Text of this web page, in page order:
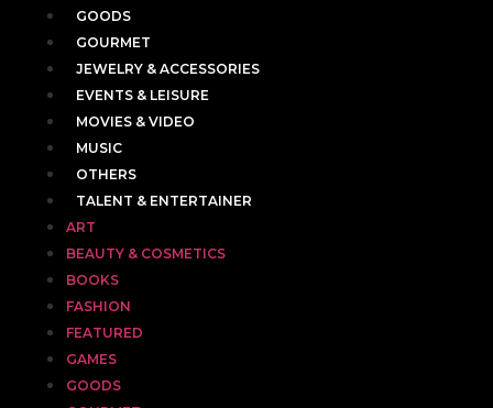
GOODS
GOURMET
JEWELRY & ACCESSORIES
EVENTS & LEISURE
MOVIES & VIDEO
MUSIC
OTHERS
TALENT & ENTERTAINER
ART
BEAUTY & COSMETICS
BOOKS
FASHION
FEATURED
GAMES
GOODS